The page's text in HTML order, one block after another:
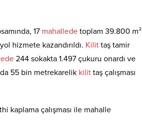
17 mahallede toplam 39.800 m²
yol hizmete kazandırıldı. Kilit taş tamir
244 sokakta 1.497 çukuru onardı ve
55 bin metrekarelik kilit taş çalışması
kaplama çalışması ile mahalle